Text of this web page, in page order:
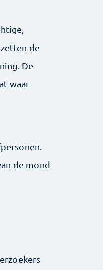
de
De
waar
de mond